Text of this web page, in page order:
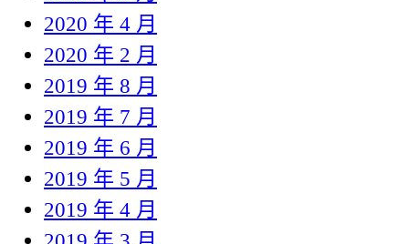
2020 年 4 月
2020 年 2 月
2019 年 8 月
2019 年 7 月
2019 年 6 月
2019 年 5 月
2019 年 4 月